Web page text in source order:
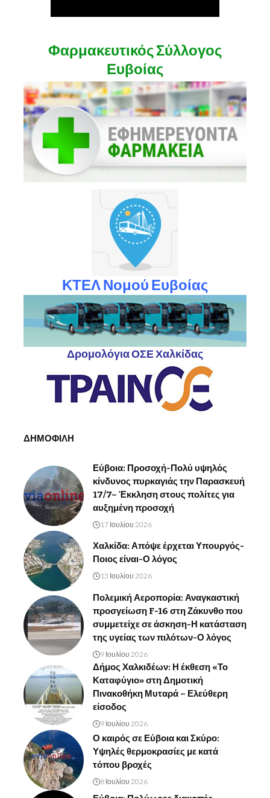
Φαρμακευτικός Σύλλογος
Ευβοίας
ΚΤΕΛ Νομού Ευβοίας
Δρομολόγια ΟΣΕ Χαλκίδας
ΔΗΜΟΦΙΛΗ
Εύβοια: Προσοχή-Πολύ υψηλός
κίνδυνος πυρκαγιάς την Παρασκευή
17/7– Έκκληση στους πολίτες για
αυξημένη προσοχή
17 Ιουλίου 2026
Χαλκίδα: Απόψε έρχεται Υπουργός-
Ποιος είναι-Ο λόγος
13 Ιουλίου 2026
Πολεμική Αεροπορία: Αναγκαστική
προσγείωση F-16 στη Ζάκυνθο που
συμμετείχε σε άσκηση-Η κατάσταση
της υγείας των πιλότων-Ο λόγος
9 Ιουλίου 2026
Δήμος Χαλκιδέων: Η έκθεση «Το
Καταφύγιο» στη Δημοτική
Πινακοθήκη Μυταρά – Ελεύθερη
είσοδος
9 Ιουλίου 2026
Ο καιρός σε Εύβοια και Σκύρο:
Υψηλές θερμοκρασίες με κατά
τόπου βροχές
8 Ιουλίου 2026